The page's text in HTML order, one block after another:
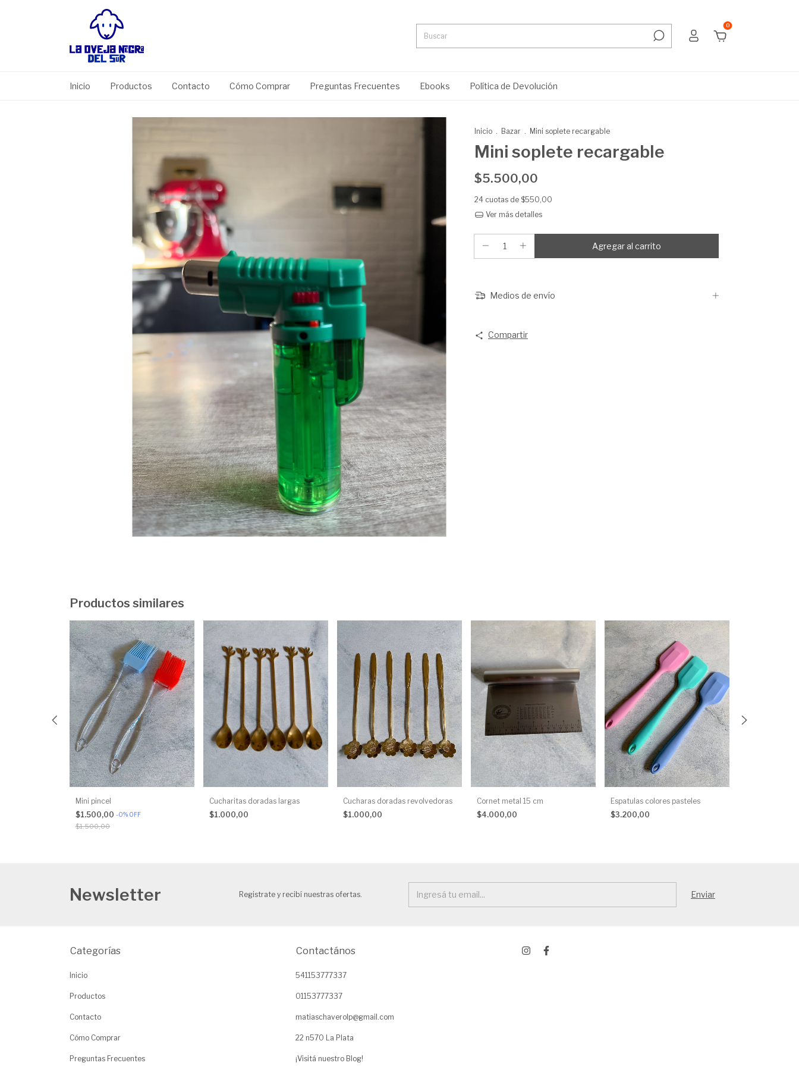
0
Inicio Productos Contacto Cómo Comprar Preguntas Frecuentes Ebooks Política de Devolución
Inicio . Bazar . Mini soplete recargable
Mini soplete recargable
$5.500,00
24 cuotas de $550,00
Ver más detalles
Medios de envío
Compartir
Productos similares
Mini pincel
$1.500,00 -0% OFF
$1.500,00
Cucharitas doradas largas
$1.000,00
Cucharas doradas revolvedoras
$1.000,00
Cornet metal 15 cm
$4.000,00
Espatulas colores pasteles
$3.200,00
Newsletter Registrate y recibí nuestras ofertas.
Categorías
Inicio
Productos
Contacto
Cómo Comprar
Preguntas Frecuentes
Contactános
541153777337
01153777337
matiaschaverolp@gmail.com
22 n570 La Plata
¡Visitá nuestro Blog!